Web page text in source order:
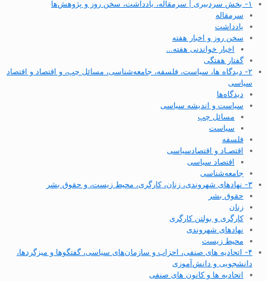
۱- بخش سردبیری | سرمقاله، یادداشت، سخن روز و پژوهش‌ها
سرمقاله
یادداشت
سخن روز و اخبار هفته
اخبار خواندنی هفته…
گفتار هفتگی
۲- دیدگاه ها، سیاست، فلسفه، جامعه‌شناسی، مسائل چپ، و اقتصاد و اقتصاد
سیاسی
دیدگاه‌ها
سیاست و اندیشه سیاسی
مسائل چپ
سیاست
فلسفه
اقتصـاد و اقتصاد‌سیاسی
اقتصاد سیاسی
جامعه‌شناسی
۳- نهادهای شهروندی، زنان، کارگری، محیط زیست، و حقوق بشر
حقوق بشر
زنان
کارگری و بولتن کارگری
نهادهای شهروندی
محیط زیست
۴- اتحادیه های صنفی، احزاب و سازمان‌های سیاسی، گفتگوها و میزگردها،
دانشجویی و دانش‌آموزی
اتحادیه ها و کانون های صنفی